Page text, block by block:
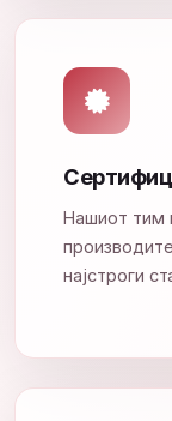
Нашиот тим
најстроги